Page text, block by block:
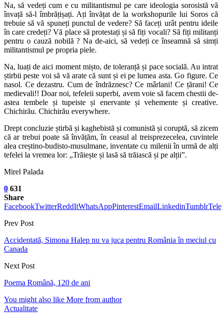
Na, să vedeți cum e cu militantismul pe care ideologia sorosistă vă
învață să-l îmbrățișați. Ați învățat de la workshopurile lui Soros că
trebuie să vă spuneți punctul de vedere? Să faceți urât pentru ideile
în care credeți? Vă place să protestați și să fiți vocali? Să fiți militanți
pentru o cauză nobilă ? Na de-aici, să vedeți ce înseamnă să simți
militantismul pe propria piele.
Na, luați de aici moment mișto, de toleranță și pace socială. Au intrat
știrbii peste voi să vă arate că sunt și ei pe lumea asta. Go figure. Ce
nasol. Ce dezastru. Cum de îndrăznesc? Ce mârlani! Ce țărani! Ce
medievali!! Doar noi, tefeleii superbi, avem voie să facem chestii de-
astea tembele și tupeiste și enervante și vehemente și creative.
Chichirău. Chichirău everywhere.
Drept concluzie știrbă și kaghebistă și comunistă și coruptă, să zicem
că ar trebui poate să învățăm, în ceasul al treisprezecelea, cuvintele
alea creștino-budisto-musulmane, inventate cu milenii în urmă de alți
tefelei la vremea lor: „Trăiește și lasă să trăiască și pe alții”.
Mirel Palada
0 631
Share
FacebookTwitterReddItWhatsAppPinterestEmailLinkedinTumblr
Prev Post
Accidentată, Simona Halep nu va juca pentru România în meciul cu
Canada
Next Post
Poema Română, 120 de ani
You might also like More from author
Actualitate